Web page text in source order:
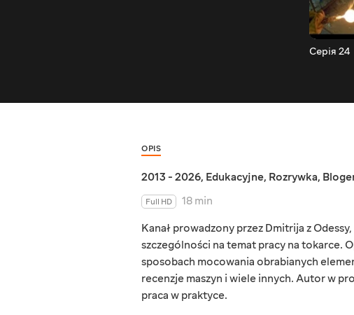
Серія 24
OPIS
2013 - 2026, Edukacyjne, Rozrywka,
Full HD
18 min
Kanał prowadzony przez Dmitrija z
szczególności na temat pracy na tokarce.
sposobach mocowania obrabianych
recenzje maszyn i wiele innych. Autor w
praca w praktyce.